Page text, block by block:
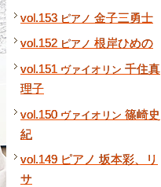
vol.153 ピアノ 金子三勇士
vol.152 ピアノ 根岸ひめの
vol.151 ヴァイオリン 千住真
理子
vol.150 ヴァイオリン 篠崎史
紀
vol.149 ピアノ 坂本彩、リ
サ